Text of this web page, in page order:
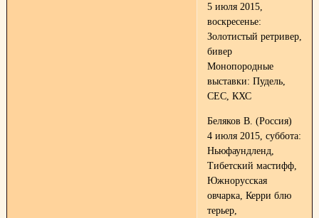
5 июля 2015,
воскресенье:
Золотистый ретривер,
бивер
Монопородные
выставки: Пудель,
СЕС, КХС
Беляков В. (Россия)
4 июля 2015, суббота:
Ньюфаундленд,
Тибетский мастифф,
Южнорусская
овчарка, Керри блю
терьер,